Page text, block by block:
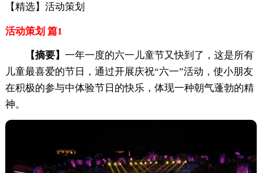
【精选】活动策划
活动策划 篇1
【摘要】 一年一度的六一儿童节又快到了，这是所有
儿童最喜爱的节日，通过开展庆祝“六一”活动，使小朋友
在积极的参与中体验节日的快乐，体现一种朝气蓬勃的精
神。